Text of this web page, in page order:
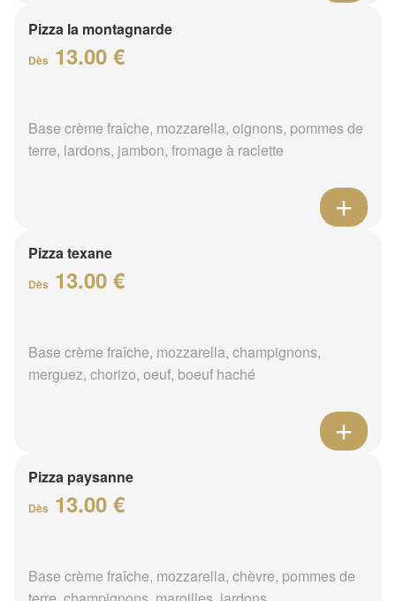
Pizza la montagnarde
Dès 13.00 €
Base crème fraîche, mozzarella, oignons, pommes de
terre, lardons, jambon, fromage à raclette
Pizza texane
Dès 13.00 €
Base crème fraîche, mozzarella, champignons,
merguez, chorizo, oeuf, boeuf haché
Pizza paysanne
Dès 13.00 €
Base crème fraîche, mozzarella, chèvre, pommes de